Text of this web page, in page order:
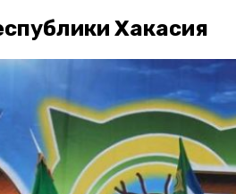
Хакасия